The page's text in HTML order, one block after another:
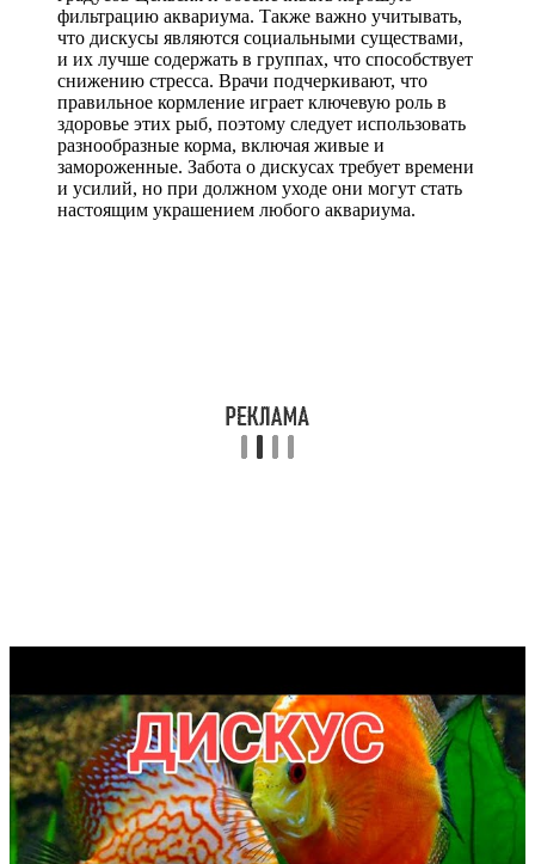
фильтрацию аквариума. Также важно учитывать,
что дискусы являются социальными существами,
и их лучше содержать в группах, что способствует
снижению стресса. Врачи подчеркивают, что
правильное кормление играет ключевую роль в
здоровье этих рыб, поэтому следует использовать
разнообразные корма, включая живые и
замороженные. Забота о дискусах требует времени
и усилий, но при должном уходе они могут стать
настоящим украшением любого аквариума.